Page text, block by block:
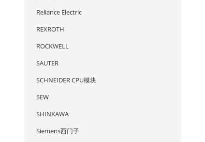
Reliance Electric
REXROTH
ROCKWELL
SAUTER
SCHNEIDER CPU模块
SEW
SHINKAWA
Siemens西门子